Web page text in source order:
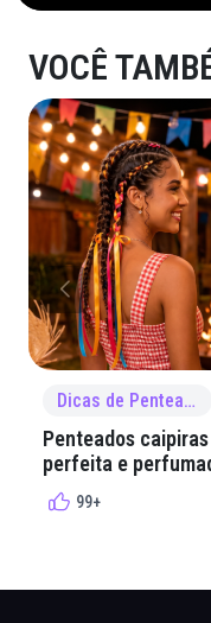
VOCÊ
Dicas de Penteado
Penteados
perfeita e
99+